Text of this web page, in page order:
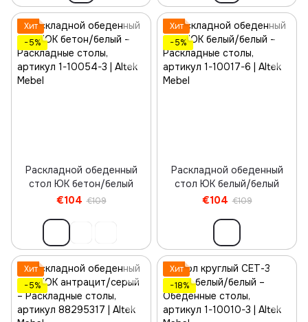
Хит
−5%
Раскладной обеденный
стол ЮК бетон/белый
€104 €109
Хит
−5%
Раскладной обеденный
стол ЮК белый/белый
€104 €109
Хит
−5%
Хит
−18%